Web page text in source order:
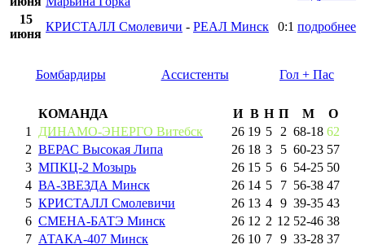
15
июня
КРИСТАЛЛ Смолевичи - РЕАЛ Минск 0:1 подробнее
Бомбардиры Ассистенты Гол + Пас
КОМАНДА И В Н П М
О
1
ДИНАМО-ЭНЕРГО Витебск 26 19 5 2 68-18 62
2 ВЕРАС Высокая Липа 26 18 3 5 60-23 57
3 МПКЦ-2 Мозырь 26 15 5 6 54-25 50
4 ВА-ЗВЕЗДА Минск 26 14 5 7 56-38 47
5 КРИСТАЛЛ Смолевичи 26 13 4 9 39-35 43
6 СМЕНА-БАТЭ Минск 26 12 2 12 52-46 38
7 АТАКА-407 Минск 26 10 7 9 33-28 37